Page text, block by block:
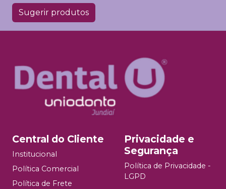
Sugerir produtos
Central do Cliente
Institucional
Política Comercial
Política de Frete
Privacidade e
Segurança
Política de Privacidade -
LGPD